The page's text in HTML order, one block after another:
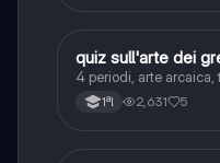
QStoria dell'arte
quiz sull'arte dei
4 periodi, arte
1ªl 2,631 5